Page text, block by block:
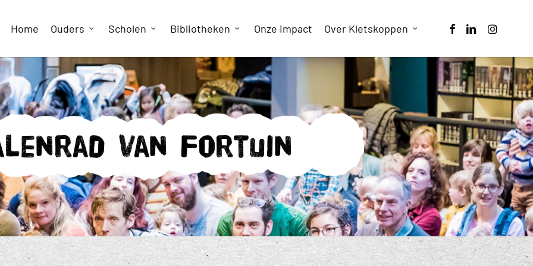
Home Ouders Scholen Bibliotheken Onze impact Over Kletskoppen facebooklinkedininstagram
van Fortuin